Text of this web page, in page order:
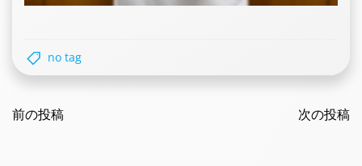
no tag
navigation
前の投稿 次の投稿